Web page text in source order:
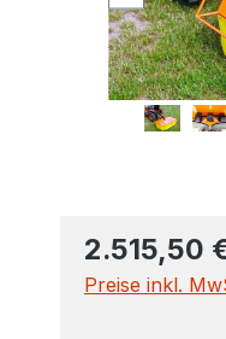
2.515,50
Preise inkl.